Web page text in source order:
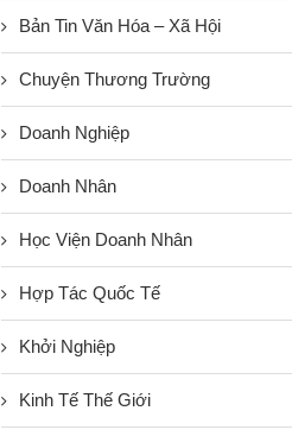
Bản Tin Văn Hóa – Xã Hội
Chuyện Thương Trường
Doanh Nghiệp
Doanh Nhân
Học Viện Doanh Nhân
Hợp Tác Quốc Tế
Khởi Nghiệp
Kinh Tế Thế Giới